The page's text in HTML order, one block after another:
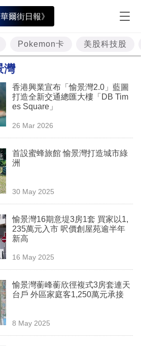
爾街日報》
Pokemon卡 美股科技股
灣
香港興業宣布「愉景灣2.0」藍圖
打造全新交通總匯大樓「DB Tim
es Square」
26 Mar 2026
首設蜜蜂旅館 愉景灣打造城市綠
洲
30 May 2025
愉景灣16期意堤3房1套 買家以1,
235萬元入市 呎價創屋苑逾半年
新高
16 May 2025
愉景灣蘅峰蘅欣徑複式3房套連天
台戶 外區家庭客1,250萬元承接
8 May 2025